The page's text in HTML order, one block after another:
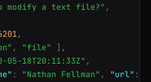
modify a text file?" ,
,
, "file" ] ,
05-18T20:11:33Z" ,
: "Nathan Fellman" , "url" :